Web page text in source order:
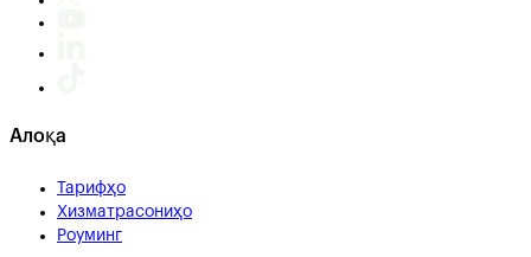
Алоқа
Тарифҳо
Хизматрасониҳо
Роуминг